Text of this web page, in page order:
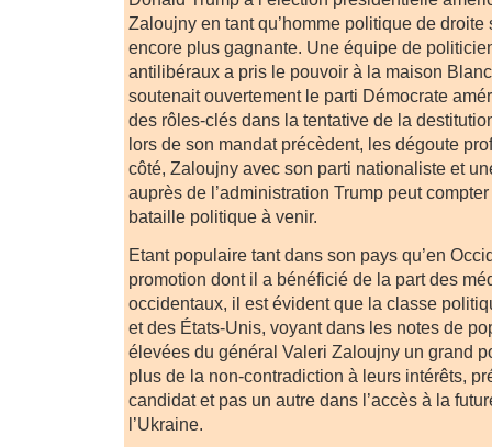
Zaloujny en tant qu’homme politique de
encore plus gagnante. Une équipe de
antilibéraux a pris le pouvoir à la maison
soutenait ouvertement le parti Démocrate
des rôles-clés dans la tentative de la
lors de son mandat précèdent, les dégoute
côté, Zaloujny avec son parti nationaliste et
auprès de l’administration Trump peut
bataille politique à venir.
Etant populaire tant dans son pays qu’en
promotion dont il a bénéficié de la part des
occidentaux, il est évident que la classe
et des États-Unis, voyant dans les notes de
élevées du général Valeri Zaloujny un grand
plus de la non-contradiction à leurs intérêts,
candidat et pas un autre dans l’accès à la
l’Ukraine.